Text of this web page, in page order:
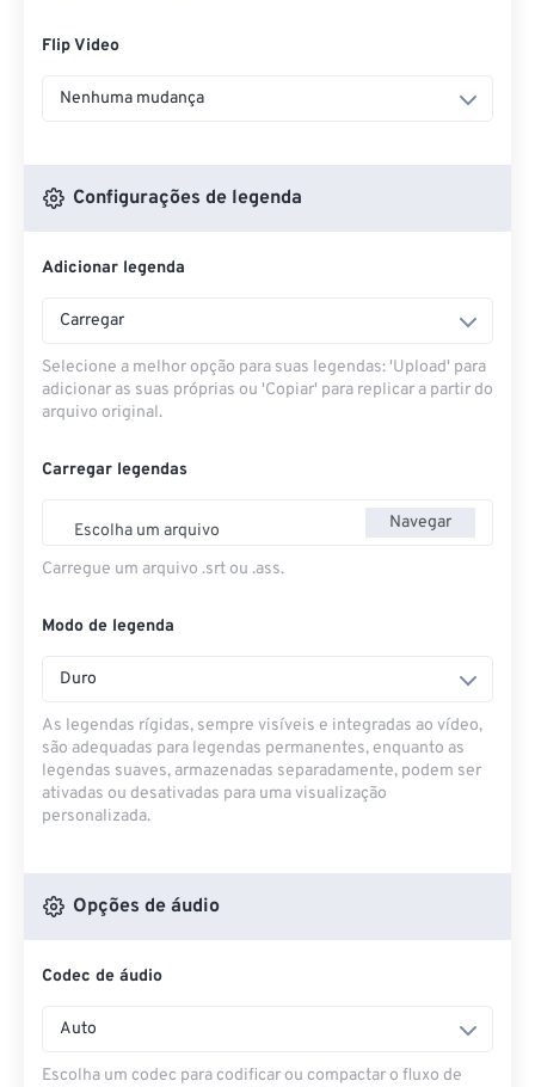
Flip Video
Nenhuma mudança
Configurações de legenda
Adicionar legenda
Carregar
Selecione a melhor opção para suas legendas: 'Upload' para
adicionar as suas próprias ou 'Copiar' para replicar a partir do
arquivo original.
Carregar legendas
Escolha um arquivo Navegar
Carregue um arquivo .srt ou .ass.
Modo de legenda
Duro
As legendas rígidas, sempre visíveis e integradas ao vídeo,
são adequadas para legendas permanentes, enquanto as
legendas suaves, armazenadas separadamente, podem ser
ativadas ou desativadas para uma visualização
personalizada.
Opções de áudio
Codec de áudio
Auto
Escolha um codec para codificar ou compactar o fluxo de